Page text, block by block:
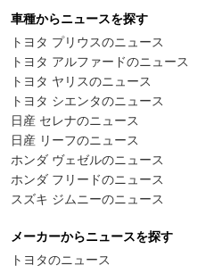
車種からニュースを探す
トヨタ プリウスのニュース
トヨタ アルファードのニュース
トヨタ ヤリスのニュース
トヨタ シエンタのニュース
日産 セレナのニュース
日産 リーフのニュース
ホンダ ヴェゼルのニュース
ホンダ フリードのニュース
スズキ ジムニーのニュース
メーカーからニュースを探す
トヨタのニュース